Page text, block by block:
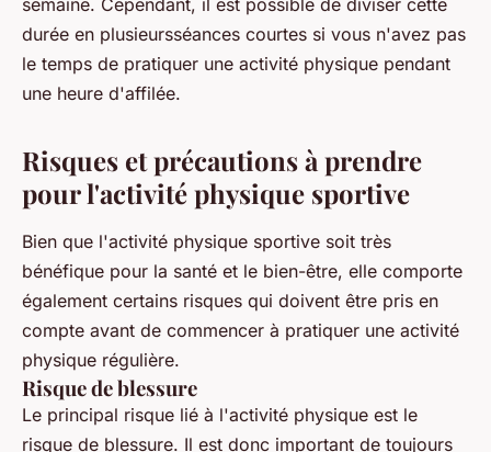
durée en plusieursséances courtes si vous n'avez pas
le temps de pratiquer une activité physique pendant
une heure d'affilée.
Risques et précautions à prendre
pour l'activité physique sportive
Bien que l'activité physique sportive soit très
bénéfique pour la santé et le bien-être, elle comporte
également certains risques qui doivent être pris en
compte avant de commencer à pratiquer une activité
physique régulière.
Risque de blessure
Le principal risque lié à l'activité physique est le
risque de blessure. Il est donc important de toujours